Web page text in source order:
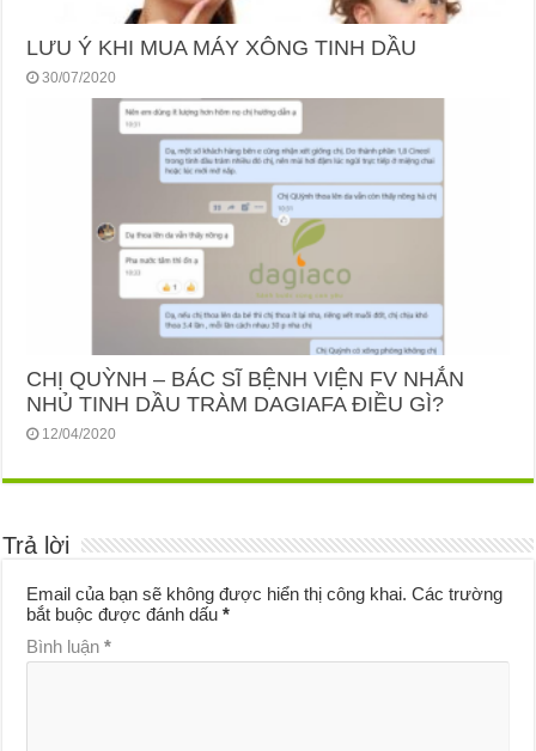
LƯU Ý KHI MUA MÁY XÔNG TINH DẦU
30/07/2020
CHỊ QUỲNH – BÁC SĨ BỆNH VIỆN FV NHẮN
NHỦ TINH DẦU TRÀM DAGIAFA ĐIỀU GÌ?
12/04/2020
Trả lời
Email của bạn sẽ không được hiển thị công khai. Các trường
bắt buộc được đánh dấu*
Bình luận*